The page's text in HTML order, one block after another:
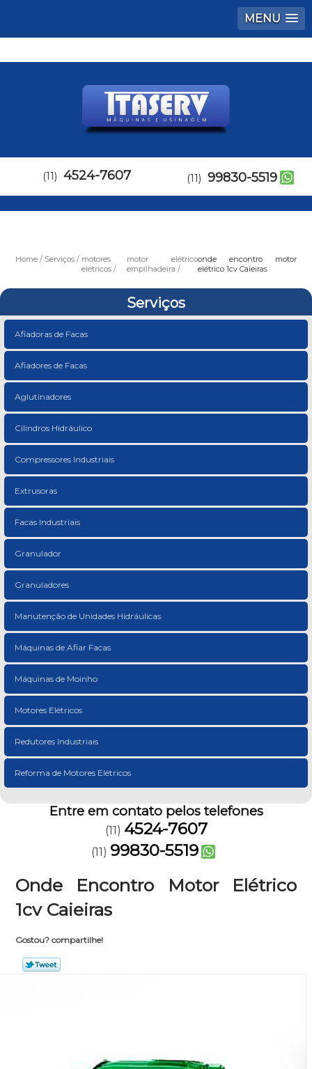
MENU
(11) 4524-7607 (11) 99830-5519
Home Serviços
motores
elétricos
motor elétrico
empilhadeira
onde encontro motor
elétrico 1cv Caieiras
Serviços
Afiadoras de Facas
Afiadores de Facas
Aglutinadores
Cilindros Hidráulico
Compressores Industriais
Extrusoras
Facas Industriais
Granulador
Granuladores
Manutenção de Unidades Hidráulicas
Máquinas de Afiar Facas
Máquinas de Moinho
Motores Elétricos
Redutores Industriais
Reforma de Motores Elétricos
Entre em contato pelos telefones
(11) 4524-7607
(11) 99830-5519
Onde Encontro Motor Elétrico
1cv Caieiras
Gostou? compartilhe!